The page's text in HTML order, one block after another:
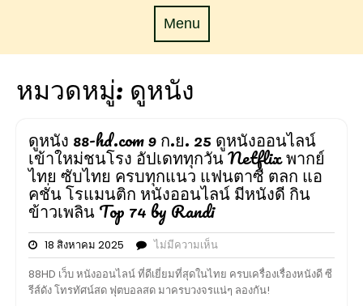
MenuMenu
หมวดหมู่:ดูหนัง
ดูหนัง 88-hd.com 9 ก.ย. 25 ดูหนังออนไลน์
เข้าใหม่ชนโรง อัปเดททุกวัน Netflix พากย์
ไทย ซับไทย ครบทุกแนว แฟนตาซี ตลก แอ
คชั่น โรแมนติก หนังออนไลน์ มีหนังดี กิน
ข้าวเพลิน Top 74 by Randi
18 สิงหาคม 2025
ไม่มีความเห็น
88HD เว็บ หนังออนไลน์ ที่ดีเยี่ยมที่สุดในไทย ครบเครื่องเรื่องหนังดี ซี
รีส์ดัง โทรทัศน์สด ฟุตบอลสด มาครบวงจรแน่ๆ ลองกัน!